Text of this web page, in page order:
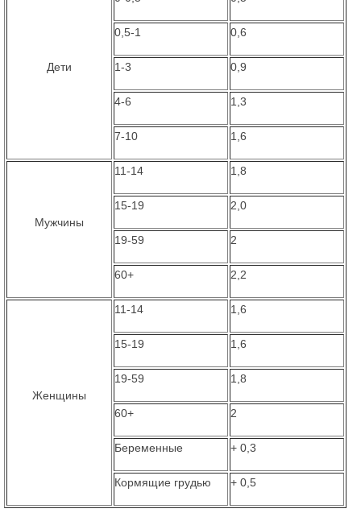
Дети
0,5-1 0,6
1-3 0,9
4-6 1,3
7-10 1,6
Мужчины
11-14 1,8
15-19 2,0
19-59 2
60+ 2,2
Женщины
11-14 1,6
15-19 1,6
19-59 1,8
60+ 2
Беременные + 0,3
Кормящие грудью + 0,5